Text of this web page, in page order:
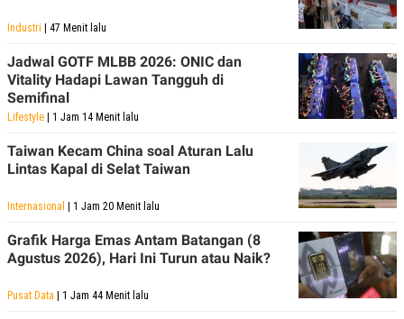
Industri | 47 Menit lalu
Jadwal GOTF MLBB 2026: ONIC dan
Vitality Hadapi Lawan Tangguh di
Semifinal
Lifestyle | 1 Jam 14 Menit lalu
Taiwan Kecam China soal Aturan Lalu
Lintas Kapal di Selat Taiwan
Internasional | 1 Jam 20 Menit lalu
Grafik Harga Emas Antam Batangan (8
Agustus 2026), Hari Ini Turun atau Naik?
Pusat Data | 1 Jam 44 Menit lalu